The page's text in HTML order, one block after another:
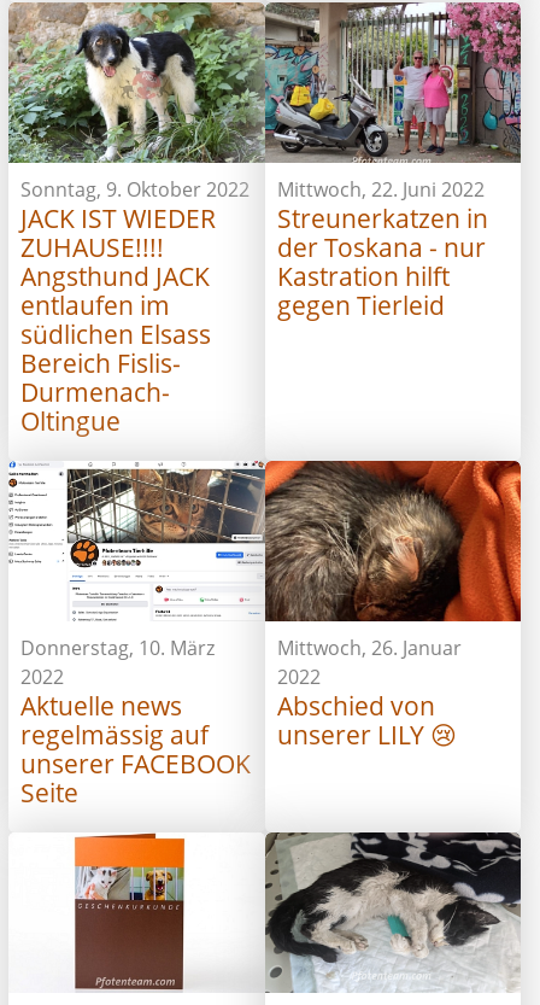
Sonntag, 9. Oktober 2022
JACK IST WIEDER
ZUHAUSE!!!!
Angsthund JACK
entlaufen im
südlichen Elsass
Bereich Fislis-
Durmenach-
Oltingue
Mittwoch, 22. Juni 2022
Streunerkatzen in
der Toskana - nur
Kastration hilft
gegen Tierleid
Donnerstag, 10. März
2022
Aktuelle news
regelmässig auf
unserer FACEBOOK
Seite
Mittwoch, 26. Januar
2022
Abschied von
unserer LILY 😢